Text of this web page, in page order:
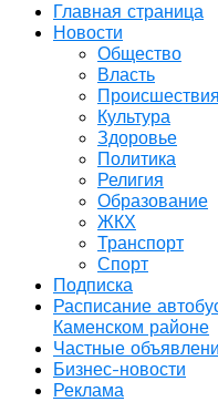
Главная страница
Новости
Общество
Власть
Происшествия
Культура
Здоровье
Политика
Религия
Образование
ЖКХ
Транспорт
Спорт
Подписка
Расписание
Каменском районе
Частные
Бизнес-новости
Реклама